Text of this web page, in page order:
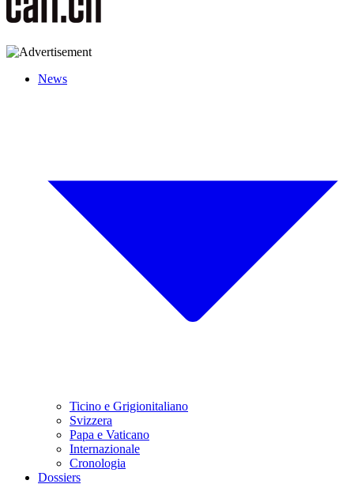
News
Ticino e Grigionitaliano
Svizzera
Papa e Vaticano
Internazionale
Cronologia
Dossiers